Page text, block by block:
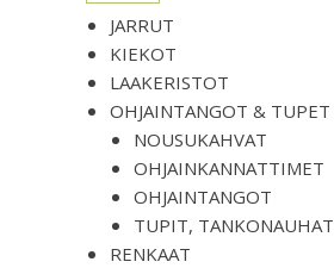
JARRUT
KIEKOT
LAAKERISTOT
OHJAINTANGOT & TUPET
NOUSUKAHVAT
OHJAINKANNATTIMET
OHJAINTANGOT
TUPIT, TANKONAUHAT
RENKAAT